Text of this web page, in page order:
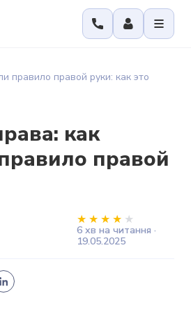
правило правой руки: как это
как
правой
6 хв на читання ·
19.05.2025